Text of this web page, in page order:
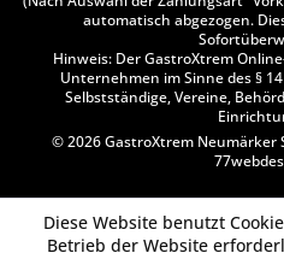
automatisch abgezogen.
Hinweis: Der GastroXtrem
Unternehmen im Sinne des §
Selbstständige, Vereine,
© 2026 GastroXtrem Neumärker
Diese Website benutzt
Betrieb der Website